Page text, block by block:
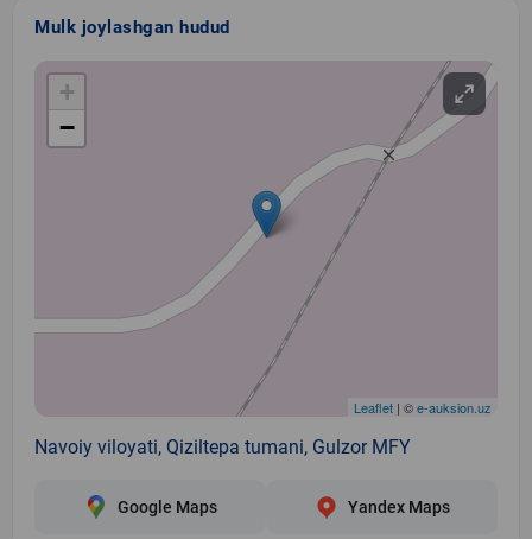
Mulk joylashgan hudud
+
−
Leaflet | ©e-auksion.uz
Navoiy viloyati, Qiziltepa tumani, Gulzor MFY
Google Maps Yandex Maps